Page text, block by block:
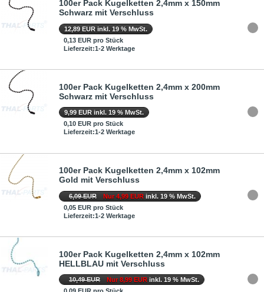
100er Pack Kugelketten 2,4mm x 150mm
Schwarz mit Verschluss
12,89 EUR inkl. 19 % MwSt.
0,13 EUR pro Stück
Lieferzeit:1-2 Werktage
100er Pack Kugelketten 2,4mm x 200mm
Schwarz mit Verschluss
9,99 EUR inkl. 19 % MwSt.
0,10 EUR pro Stück
Lieferzeit:1-2 Werktage
100er Pack Kugelketten 2,4mm x 102mm
Gold mit Verschluss
6,09 EUR Nur 4,99 EUR inkl. 19 % MwSt.
0,05 EUR pro Stück
Lieferzeit:1-2 Werktage
100er Pack Kugelketten 2,4mm x 102mm
HELLBLAU mit Verschluss
10,49 EUR Nur 8,99 EUR inkl. 19 % MwSt.